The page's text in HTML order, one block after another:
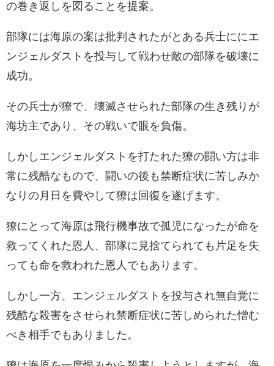
の巻き返しを図ることを提案。
部隊には海原の案は批判されたがとある兵士ににエ
ンジェルダストを投与して戦わせ敵の部隊を破壊に
成功。
その兵士が獠で、壊滅させられた部隊の生き残りが
海坊主であり、その戦いで眼を負傷。
しかしエンジェルダストを打たれた獠の闘い方は非
常に残酷なもので、闘いの後も禁断症状に苦しみか
なりの月日を費やして獠は回復を遂げます。
獠にとって海原は飛行機事故で孤児になったが命を
救ってくれた恩人、部隊に見捨てられても片足を失
っても命を救われた恩人でもあります。
しかし一方、エンジェルダストを投与され無自覚に
残酷な殺害をさせられ禁断症状に苦しめられた憎む
べき相手でもありました。